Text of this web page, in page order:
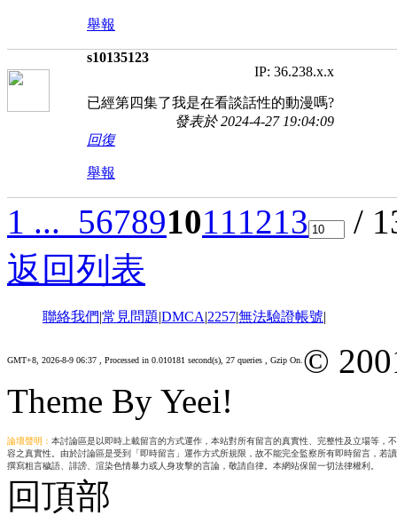
舉報
s10135123
IP: 36.238.x.x
已經第四集了我是在看談話性的動漫嗎?
發表於 2024-4-27 19:04:09
回復
舉報
1 ... 5678910111213
/
返回列表
聯絡我們|常見問題|DMCA|2257|無法驗證帳號|
GMT+8, 2026-8-9 06:37 , Processed in 0.010181 second(s), 27 queries , Gzip On. ©
Theme By Yeei!
論壇聲明： 本討論區是以即時上載留言的方式運作，本站對所有留言的真實性、完整性及立場等
容之真實性。由於討論區是受到「即時留言」運作方式所規限，故不能完全監察所有即時留言，
撰寫粗言穢語、誹謗、渲染色情暴力或人身攻擊的言論，敬請自律。本網站保留一切法律權利。
回頂部